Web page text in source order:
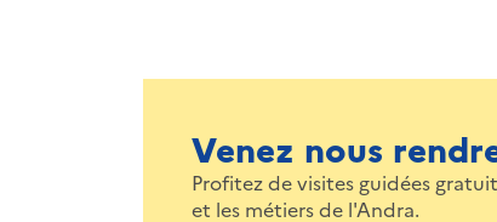
Venez nous
Profitez de visites guidées
et les métiers de l'Andra.